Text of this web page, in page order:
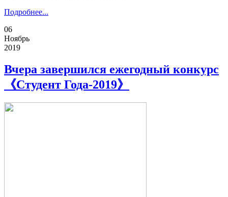
Подробнее...
06
Ноябрь
2019
Вчера завершился ежегодный конкурс
《Студент Года-2019》